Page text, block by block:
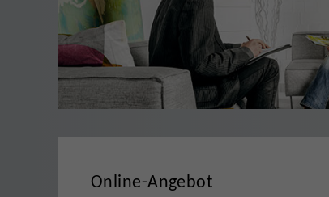
Online-Angebot